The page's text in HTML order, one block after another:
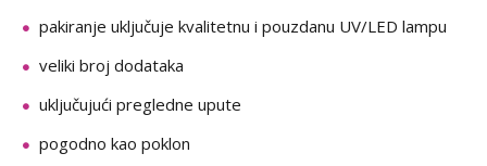
pakiranje uključuje kvalitetnu i pouzdanu UV/LED lampu
veliki broj dodataka
uključujući pregledne upute
pogodno kao poklon